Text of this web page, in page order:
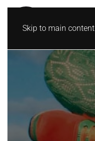
Skip to main content